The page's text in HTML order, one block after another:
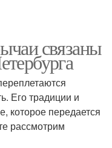
связаны
Его традиции и
которое передается
рассмотрим